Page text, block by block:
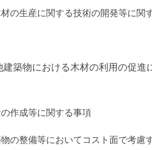
の生産に関する技術の開発等に関
建築物における木材の利用の促進
作成等に関する事項
の整備等においてコスト面で考慮